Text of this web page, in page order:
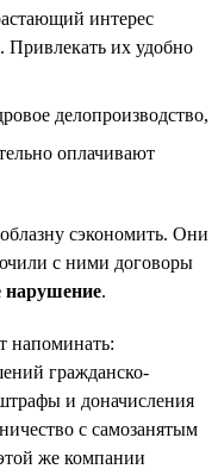
интерес
Привлекать их удобно
делопроизводство,
оплачивают
сэкономить. Они
с ними договоры
нарушение.
напоминать:
гражданско-
и доначисления
с самозанятым
же компании